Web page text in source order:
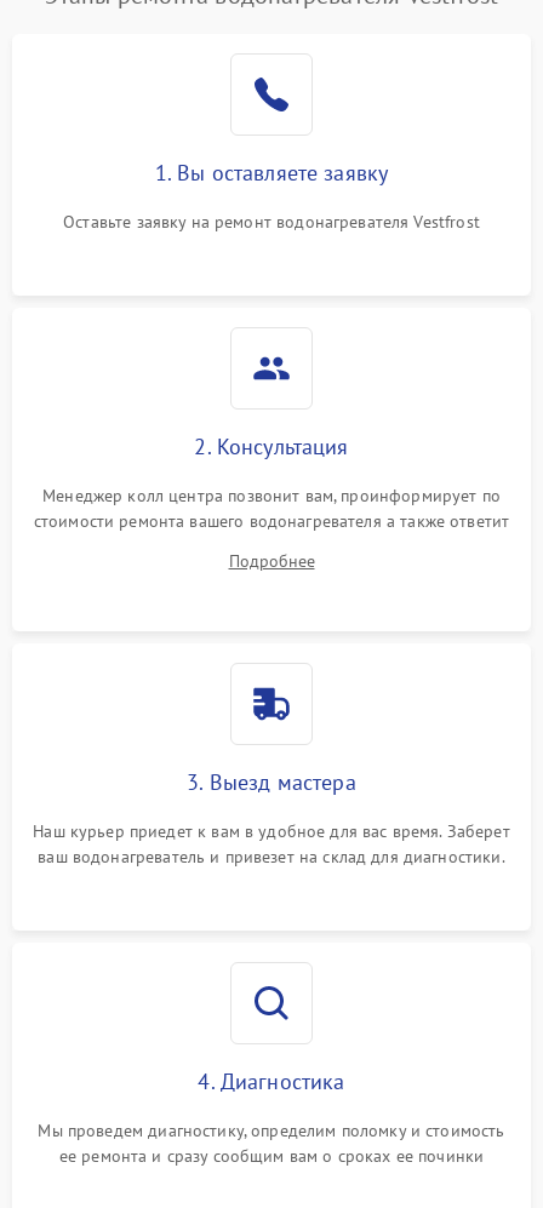
1. Вы оставляете заявку
Оставьте заявку на ремонт водонагревателя Vestfrost
2. Консультация
Менеджер колл центра позвонит вам, проинформирует по
стоимости ремонта вашего водонагревателя а также ответит
Подробнее
3. Выезд мастера
Наш курьер приедет к вам в удобное для вас время. Заберет
ваш водонагреватель и привезет на склад для диагностики.
4. Диагностика
Мы проведем диагностику, определим поломку и стоимость
ее ремонта и сразу сообщим вам о сроках ее починки